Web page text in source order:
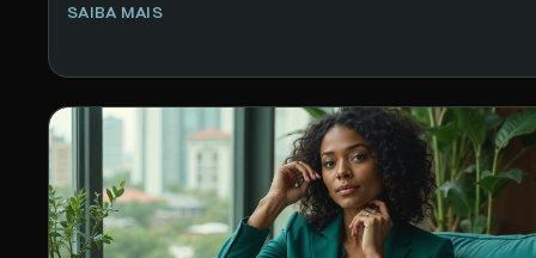
SAIBA MAIS